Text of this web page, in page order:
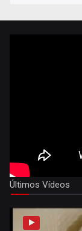
Últimos Vídeos